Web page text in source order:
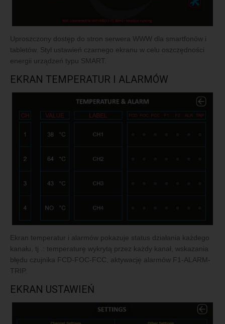
Uproszczony dostęp do stron serwera WWW dla smartfonów i
tabletów. Styl ustawień czarnego ekranu w celu oszczędności
energii urządzeń typu SMART.
EKRAN TEMPERATUR I ALARMÓW
Ekran temperatur i alarmów pokazuje status działania każdego
kanału, tj .: temperaturę wykrytą przez każdy kanał, wskazania
błędu czujnika FCD-FOC-FCC, aktywację alarmów F1-ALARM-
TRIP.
EKRAN USTAWIEŃ